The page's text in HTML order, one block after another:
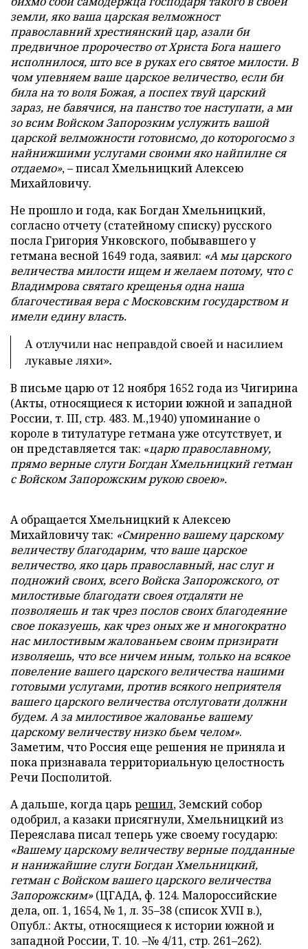
земли, яко ваша царская велможност
православний хрестиянский цар, азали би
предвичное пророчество от Христа Бога нашего
исполнилося, што все в руках его святое милости. В
чом упевняем ваше царское величество, если би
била на то воля Божая, а поспех твуй царский
зараз, не бавячися, на панство тое наступати, а ми
зо всим Войском Запорозким услужить вашой
царской велможности готовисмо, до которогосмо з
найнижшими услугами своими яко найпилне ся
отдаемо», – писал Хмельницкий Алексею
Михайловичу.
Не прошло и года, как Богдан Хмельницкий,
согласно отчету (статейному списку) русского
посла Григория Унковского, побывавшего у
гетмана весной 1649 года, заявил: «А мы царского
величества милости ищем и желаем потому, что с
Владимрова святаго крещенья одна наша
благочестивая вера с Московским государством и
имели едину власть.
А отлучили нас неправдой своей и насилием
лукавые ляхи».
В письме царю от 12 ноября 1652 года из Чигирина
(Акты, относящиеся к истории южной и западной
России, т. III, стр. 483. М.,1940) упоминание о
короле в титулатуре гетмана уже отсутствует, и
он представляется так: «царю православному,
прямо верные слуги Богдан Хмельницкий гетман
с Войском Запорожским рукою своею».
А обращается Хмельницкий к Алексею
Михайловичу так: «Смиренно вашему царскому
величеству благодарим, что ваше царское
величество, яко царь православный, нас слуг и
подножий своих, всего Войска Запорожского, от
милостивые благодати своея отдаляти не
позволяешь и так чрез послов своих благодеяние
свое показуешь, как чрез оных же и многократно
нас милостивым жалованьем своим призирати
изволяешь, что все ничем иным, только на всякое
повеление вашего царского величества нашими
готовыми услугами, против всякого неприятеля
вашего царского величества отслуговати должни
будем. А за милостивое жалованье вашему
царскому величеству низко бьем челом».
Заметим, что Россия еще решения не приняла и
пока признавала территориальную целостность
Речи Посполитой.
А дальше, когда царь решил, Земский собор
одобрил, а казаки присягнули, Хмельницкий из
Переяслава писал теперь уже своему государю:
«Вашему царскому величеству верные подданные
и нанижайшие слуги Богдан Хмельницкий,
гетман с Войском вашего царского величества
Запорожским»(ЦГАДА, ф. 124. Малороссийские
дела, оп. 1, 1654, № 1, л. 35–38 (спи­сок XVII в.),
Опубл.: Акты, относящиеся к истории южной и
западной России, Т. 10. –№ 4/11, стр. 261–262).